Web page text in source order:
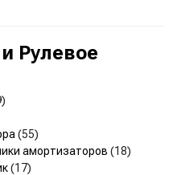
Рулевое
(55)
амортизаторов (18)
(17)